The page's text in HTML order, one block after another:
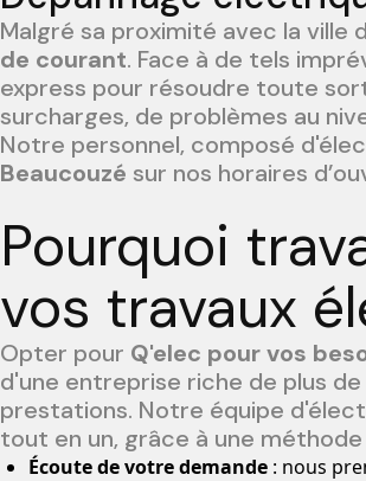
Malgré sa proximité avec la ville
de courant. Face à de tels
express pour résoudre toute
surcharges, de problèmes au
Notre personnel, composé
Beaucouzé sur nos horaires
Pourquoi
vos travaux
Opter pour Q'elec pour vos
d'une entreprise riche de plus de
prestations. Notre équipe
tout en un, grâce à une
Écoute de votre demande : nous